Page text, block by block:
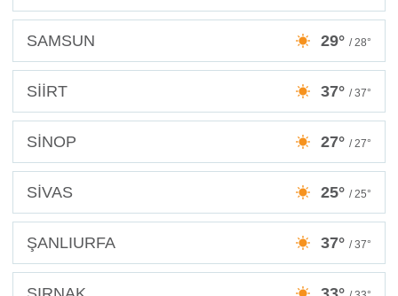
SAMSUN 29° / 28°
SİİRT 37° / 37°
SİNOP 27° / 27°
SİVAS 25° / 25°
ŞANLIURFA 37° / 37°